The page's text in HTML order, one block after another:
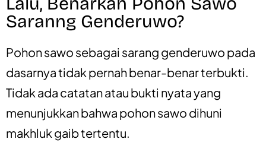
Saranng Genderuwo?
Pohon sawo sebagai sarang genderuwo pada
dasarnya tidak pernah benar-benar terbukti.
Tidak ada catatan atau bukti nyata yang
menunjukkan bahwa pohon sawo dihuni
makhluk gaib tertentu.